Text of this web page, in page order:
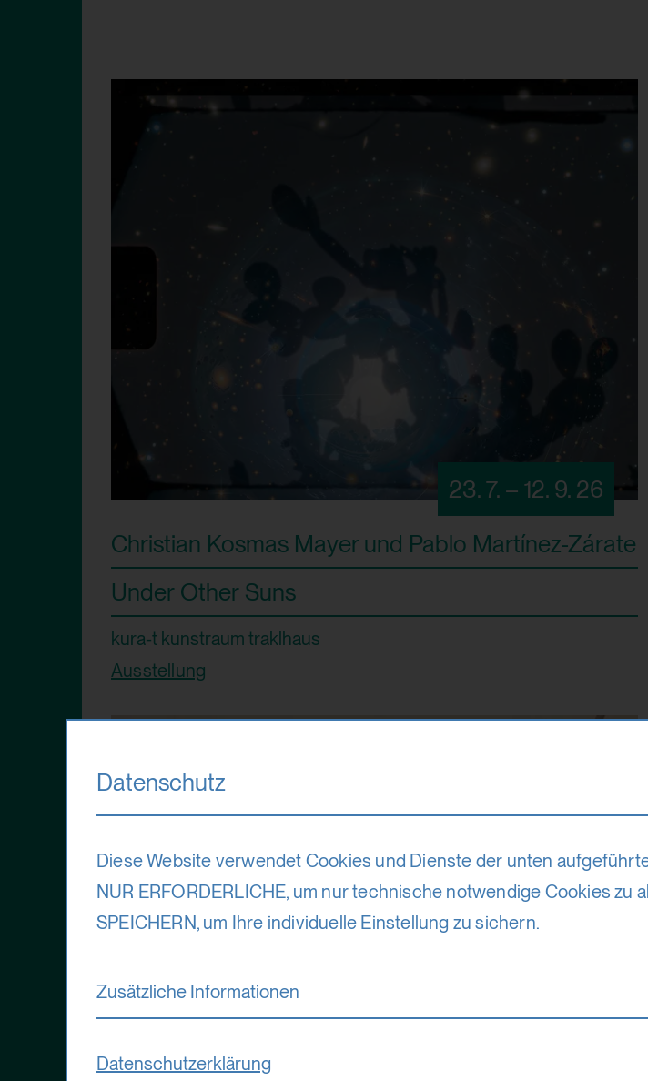
23. 7. – 12. 9. 26
Christian Kosmas Mayer und Pablo Martínez-Zárate
Under Other Suns
kura-t kunstraum traklhaus
Ausstellung
Datenschutz
Diese Website verwendet Cookies und Dienste der unten
NUR ERFORDERLICHE, um nur technische notwendige Cookies zu
SPEICHERN, um Ihre individuelle Einstellung zu sichern.
Zusätzliche Informationen
Datenschutzerklärung